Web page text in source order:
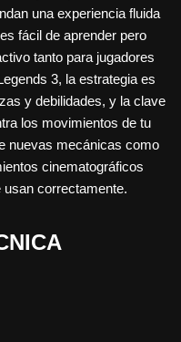
una experiencia fluida
fácil de aprender pero
tanto para jugadores
3, la estrategia es
y debilidades, y la clave
los movimientos de tu
nuevas mecánicas como
cinematográficos
usan correctamente.